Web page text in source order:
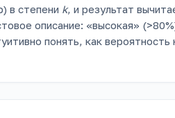
в степени k, и результат
описание: «высокая»
понять, как вероятность